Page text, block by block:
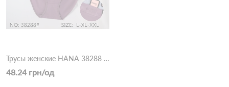
Трусы женские HANA 38288 11B Различные цвета
48.24 грн/од